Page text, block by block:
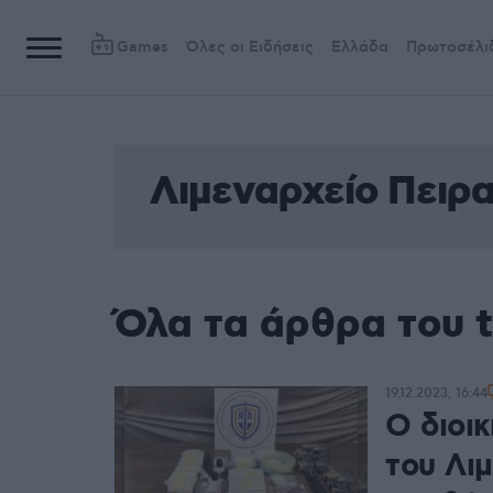
Games Όλες οι Ειδήσεις Ελλάδα
Λιμεναρχείο
Όλα τα άρθρα του
Ο
του
19.12.2023, 16:44